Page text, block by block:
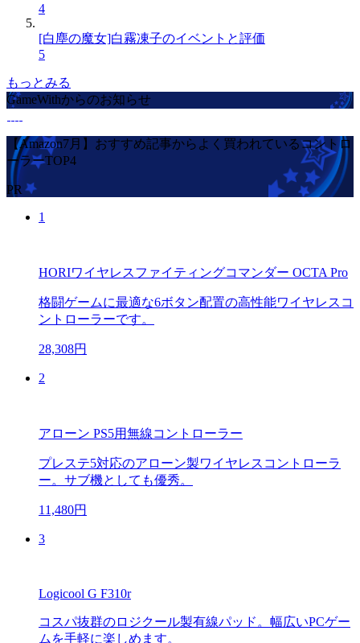
4
[白塵の魔女]白霧凍子のイベントと評価
5
もっとみる
GameWithからのお知らせ
【Amazon7月】おすすめ記事からよく買われているコントロ
ーラーTOP4
PR
1
HORIワイヤレスファイティングコマンダー OCTA Pro
格闘ゲームに最適な6ボタン配置の高性能ワイヤレスコ
ントローラーです。
28,308円
2
アローン PS5用無線コントローラー
プレステ5対応のアローン製ワイヤレスコントローラ
ー。サブ機としても優秀。
11,480円
3
Logicool G F310r
コスパ抜群のロジクール製有線パッド。幅広いPCゲー
ムを手軽に楽しめます。